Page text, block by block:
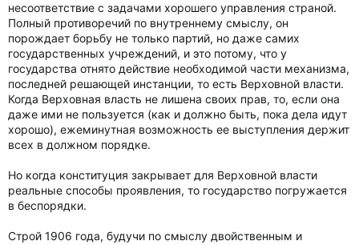
несоответствие с задачами хорошего управления страной.
Полный противоречий по внутреннему смыслу, он
порождает борьбу не только партий, но даже самих
государственных учреждений, и это потому, что у
государства отнято действие необходимой части механизма,
последней решающей инстанции, то есть Верховной власти.
Когда Верховная власть не лишена своих прав, то, если она
даже ими не пользуется (как и должно быть, пока дела идут
хорошо), ежеминутная возможность ее выступления держит
всех в должном порядке.
Но когда конституция закрывает для Верховной власти
реальные способы проявления, то государство погружается
в беспорядки.
Строй 1906 года, будучи по смыслу двойственным и